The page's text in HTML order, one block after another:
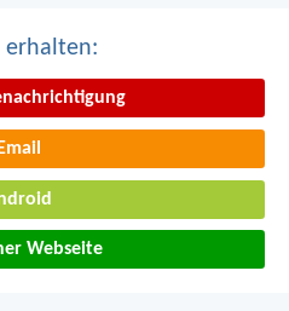
erhalten:
Email
Webseite